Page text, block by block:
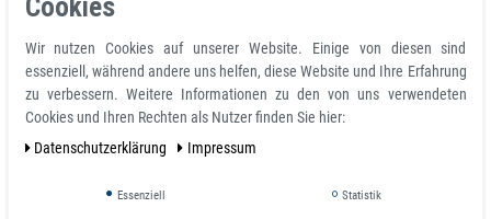
Ab Menge: 100
Warenkorb
Cookies
Wir nutzen Cookies auf unserer Website. Einige von diesen sind
essenziell, während andere uns helfen, diese Website und Ihre Erfahrung
zu verbessern. Weitere Informationen zu den von uns verwendeten
Cookies und Ihren Rechten als Nutzer finden Sie hier:
Daten­schutz­erklärung
Impressum
Essenziell Statistik